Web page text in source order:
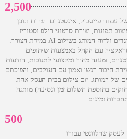
2,500
עמודי פייסבוק, אינסטגרם. יצירת תוכן
תמונות, יצירת סרטוני רילס וסטוריז
מקוריים וקליטים המותאמים לטרנדים ולרוח המותג בשילוב AI במידת הצורך.
עם הקהל באמצעות שיתופים
ומענה מהיר ומקצועי לתגובות, הודעות
חיבור רגשי ואמון עם העוקבים, והפיכתם
של המותג. יום צילום בבית העסק אחת
בתוספת תשלום זמן ונסיעה) מותנה
זמינים.
500
שרלוונטי עבורו